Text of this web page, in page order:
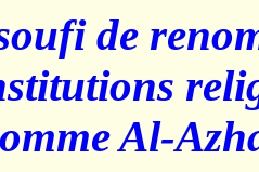
de
Al-